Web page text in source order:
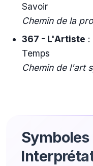
Savoir
Chemin de la
367 - L'Artiste :
Temps
Chemin de l'art